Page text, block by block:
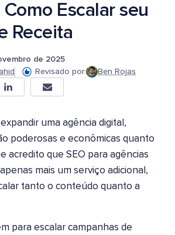
Escalar seu
Receita
de 2025
Revisado por: Ben Rojas
uma agência digital,
poderosas e econômicas quanto
acredito que SEO para agências
mais um serviço adicional,
tanto o conteúdo quanto a
para escalar campanhas de